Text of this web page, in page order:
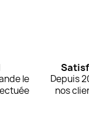
le
Depuis
nos